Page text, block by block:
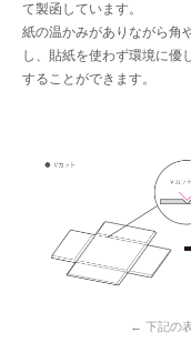
て製函しています。
紙の温かみがありながら角
し、貼紙を使わず環境に優
することができます。
← 下記の